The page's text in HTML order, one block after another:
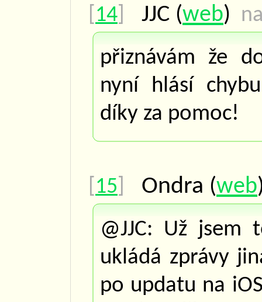
14 JJC (web)
přiznávám že
nyní hlásí
díky za pomoc!
15 Ondra (web
@JJC: Už jsem
ukládá zprávy
po updatu na